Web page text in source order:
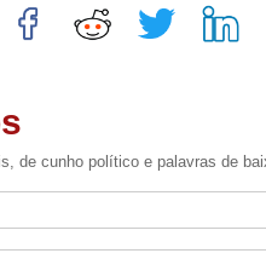
de cunho político e palavras de